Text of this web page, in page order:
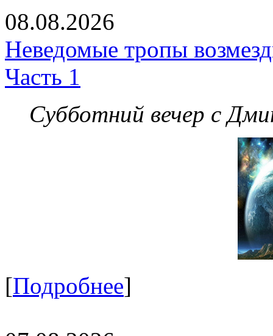
08.08.2026
Неведомые тропы
Часть 1
Субботний вечер с
[Подробнее]